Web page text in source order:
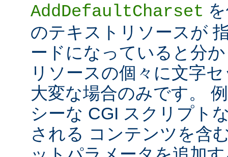
AddDefaultCharset
のテキストリソースが
ードになっていると分
リソースの個々に文字
大変な場合のみです。
シーな CGI スクリプト
される コンテンツを含